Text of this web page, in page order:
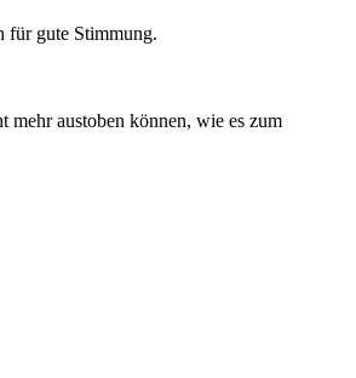
für gute Stimmung.
mehr austoben können, wie es zum